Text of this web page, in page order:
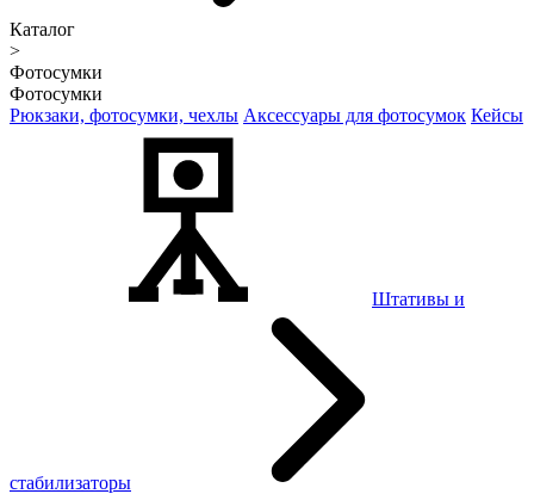
Каталог
>
Фотосумки
Фотосумки
Рюкзаки, фотосумки, чехлы Аксессуары для фотосумок Кейсы
Штативы и
стабилизаторы